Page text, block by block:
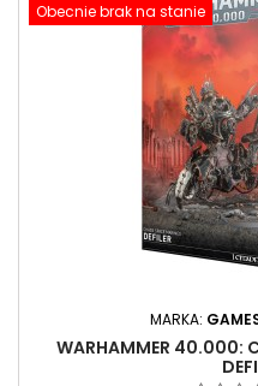
Obecnie brak na stanie
MARKA:
WARHAMMER 40.000: